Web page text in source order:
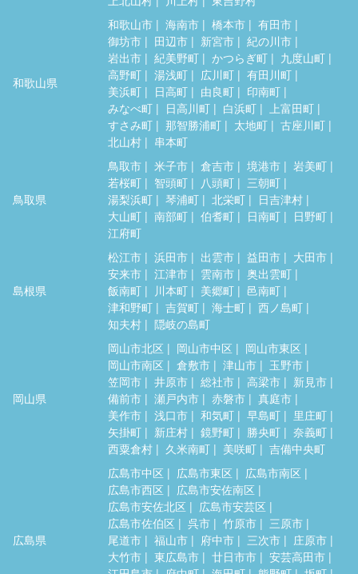
和歌山県
和歌山市 海南市 橋本市
有田市
御坊市
田辺市 新宮市
紀の川市
岩出市
紀美野町 かつらぎ町
九度山町
高野町
湯浅町 広川町
有田川町
美浜町
日高町 由良町
印南町
みなべ町
日高川町 白浜町
上富田町
すさみ町
那智勝浦町 太地町
古座川町
北山村
串本町
鳥取県
鳥取市 米子市 倉吉市 境港市
岩美町
若桜町
智頭町 八頭町
三朝町
湯梨浜町
琴浦町 北栄町
日吉津村
大山町
南部町 伯耆町 日南町
日野町
江府町
島根県
松江市 浜田市 出雲市 益田市
大田市
安来市
江津市 雲南市
奥出雲町
飯南町
川本町 美郷町
邑南町
津和野町
吉賀町 海士町
西ノ島町
知夫村
隠岐の島町
岡山県
岡山市北区 岡山市中区
岡山市東区
岡山市南区
倉敷市 津山市
玉野市
笠岡市
井原市 総社市 高梁市
新見市
備前市
瀬戸内市 赤磐市
真庭市
美作市
浅口市 和気町 早島町
里庄町
矢掛町
新庄村 鏡野町 勝央町
奈義町
西粟倉村
久米南町 美咲町 吉備中央町
広島県
広島市中区 広島市東区
広島市南区
広島市西区
広島市安佐南区
広島市安佐北区
広島市安芸区
広島市佐伯区
呉市 竹原市
三原市
尾道市
福山市 府中市 三次市
庄原市
大竹市
東広島市 廿日市市
安芸高田市